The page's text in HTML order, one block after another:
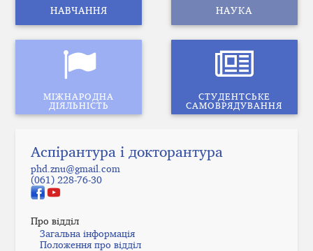
НАВЧАННЯ НАУКА
МІЖНАРОДНА
ДІЯЛЬНІСТЬ
СТУДЕНТСЬКЕ
САМОВРЯДУВАННЯ
Аспірантура і докторантура
phd.znu@gmail.com
(061) 228-76-30
Про відділ
Загальна інформація
Положення про відділ